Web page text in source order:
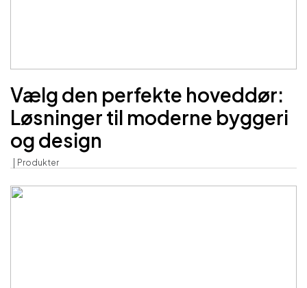
Vælg den perfekte hoveddør:
Løsninger til moderne byggeri
og design
Produkter